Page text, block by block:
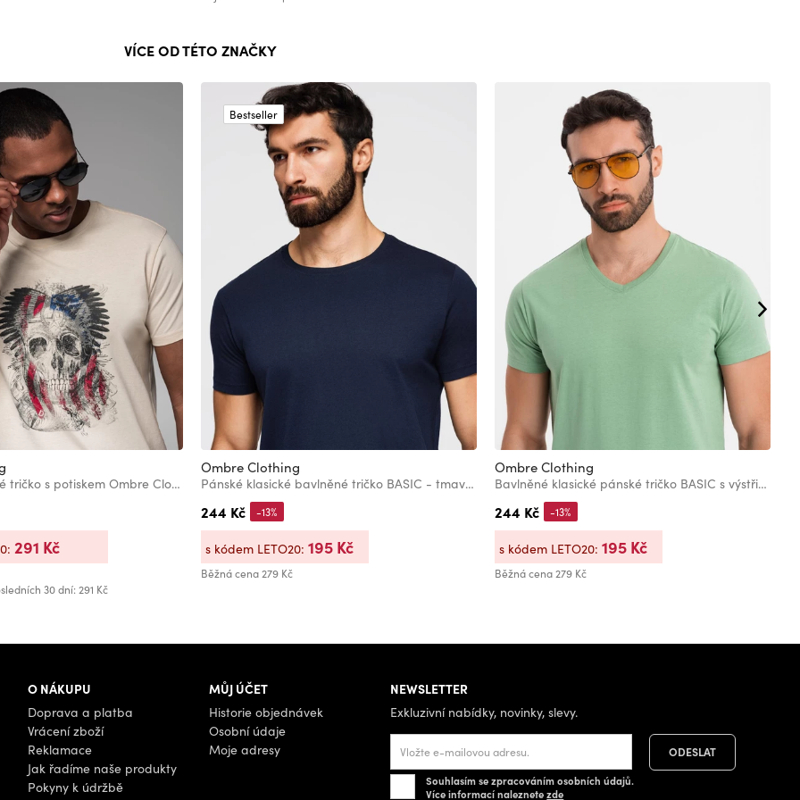
VÍCE OD TÉTO ZNAČKY
Pánské bavlněné tričko s potiskem Ombre Clothing
30 dní: 291 Kč
291 Kč
Bestseller
Ombre Clothing
Pánské klasické bavlněné tričko BASIC - tmavě modré
244 Kč
Běžná cena279 Kč
-13%
s kódem LETO20: 195 Kč
Ombre Clothing
Bavlněné klasické pánské tričko BASIC s výstřihem do V - zelené
244 Kč
Běžná cena279 Kč
-13%
s kódem LETO20: 195 Kč
O NÁKUPU
Doprava a platba
Vrácení zboží
Reklamace
Jak řadíme naše produkty
Pokyny k údržbě
MŮJ ÚČET
Historie objednávek
Osobní údaje
Moje adresy
NEWSLETTER
Exkluzivní nabídky, novinky, slevy.
Souhlasím se zpracováním osobních údajů.
Více informací naleznetezde